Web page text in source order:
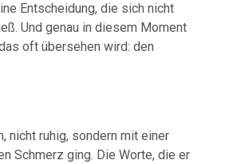
Entscheidung, die sich nicht
Und genau in diesem Moment
oft übersehen wird: den
nicht ruhig, sondern mit einer
Schmerz ging. Die Worte, die er